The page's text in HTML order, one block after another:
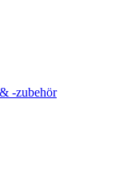
-zubehör